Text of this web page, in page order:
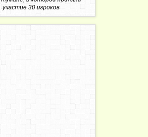
участие 30 игроков